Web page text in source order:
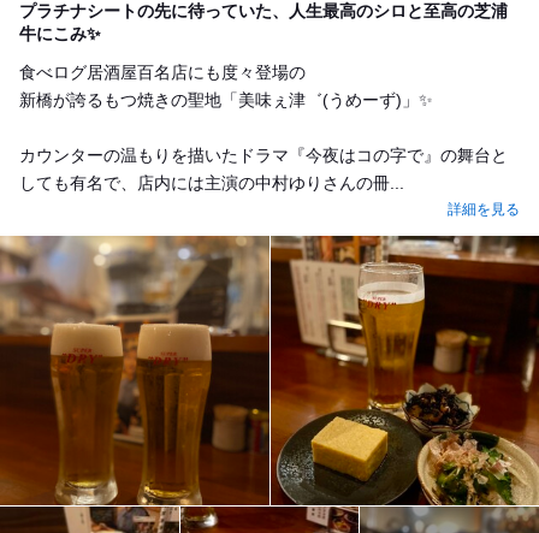
プラチナシートの先に待っていた、人生最高のシロと至高の芝浦
牛にこみ✨
食べログ居酒屋百名店にも度々登場の
新橋が誇るもつ焼きの聖地「美味ぇ津゛(うめーず)」✨
カウンターの温もりを描いたドラマ『今夜はコの字で』の舞台と
しても有名で、店内には主演の中村ゆりさんの冊...
詳細を見る